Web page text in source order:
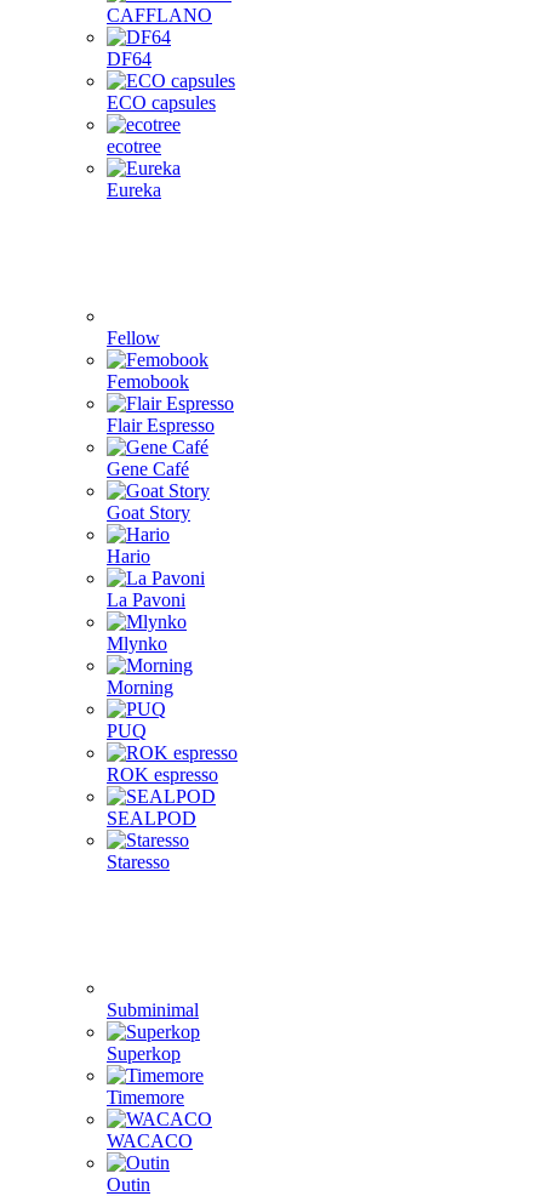
CAFFLANO
DF64
ECO capsules
ecotree
Eureka
Fellow
Femobook
Flair Espresso
Gene Café
Goat Story
Hario
La Pavoni
Mlynko
Morning
PUQ
ROK espresso
SEALPOD
Staresso
Subminimal
Superkop
Timemore
WACACO
Outin